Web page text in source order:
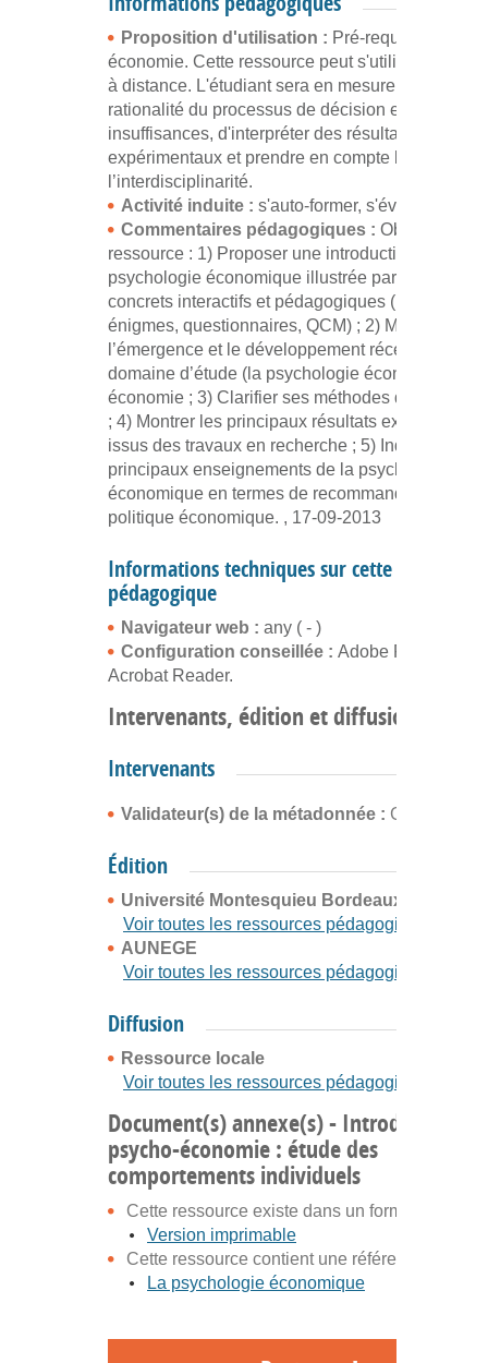
Proposition d'utilisation : Pré-requis : L2 en
économie. Cette ressource peut s'utiliser
à distance. L'étudiant sera en mesure d'analyser
rationalité du processus de décision et des ses
insuffisances, d'interpréter des résultats
expérimentaux et prendre en compte l’apport de
l’interdisciplinarité.
Activité induite : s'auto-former, s'évaluer
Commentaires pédagogiques : Objectif de
ressource : 1) Proposer une introduction de la
psychologie économique illustrée par des
concrets interactifs et pédagogiques (paradoxes,
énigmes, questionnaires, QCM) ; 2) Montrer
l’émergence et le développement récent de ce
domaine d’étude (la psychologie économique) en
économie ; 3) Clarifier ses méthodes
; 4) Montrer les principaux résultats
issus des travaux en recherche ; 5) Indiquer les
principaux enseignements de la psychologie
économique en termes de recommandations de
politique économique. , 17-09-2013
Informations techniques sur cette ressource
pédagogique
Navigateur web : any ( - )
Configuration conseillée : Adobe Flash
Acrobat Reader.
Intervenants, édition et diffusion
Intervenants
Validateur(s) de la métadonnée : Gérald
Édition
Université Montesquieu Bordeaux IV
Voir toutes les ressources pédagogiques
AUNEGE
Voir toutes les ressources pédagogiques
Diffusion
Ressource locale
Voir toutes les ressources pédagogiques
Document(s) annexe(s) - Introduction à
psycho-économie : étude des
comportements individuels
Cette ressource existe dans un format
Version imprimable
Cette ressource contient une référence à
La psychologie économique